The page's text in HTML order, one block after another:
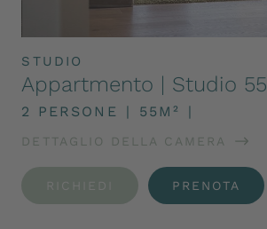
STUDIO
Appartmento | Studio 55
2 PERSONE 55M²
DETTAGLIO DELLA CAMERA
RICHIEDI PRENOTA